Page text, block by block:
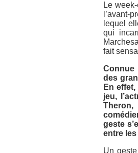
Le
l’avant-
lequel
qui
fait
Connue
des
En
jeu,
geste
entre
Un